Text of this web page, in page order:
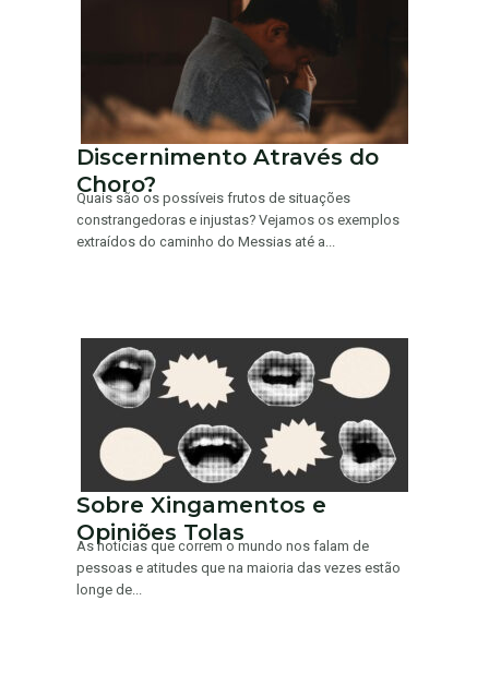
Discernimento Através do
Choro?
Quais são os possíveis frutos de situações
constrangedoras e injustas? Vejamos os exemplos
extraídos do caminho do Messias até a...
Sobre Xingamentos e
Opiniões Tolas
As notícias que correm o mundo nos falam de
pessoas e atitudes que na maioria das vezes estão
longe de...